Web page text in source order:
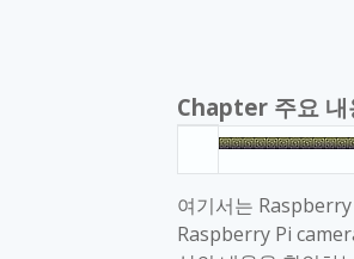
Chapter 주요 내
여기서는
Raspberry Pi